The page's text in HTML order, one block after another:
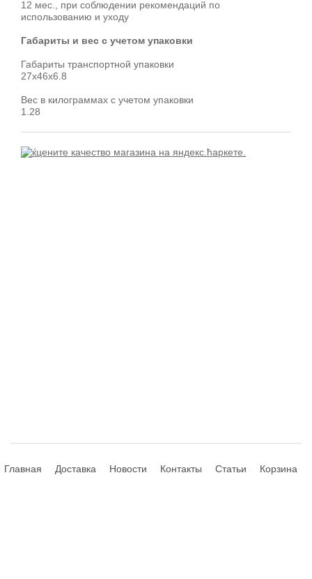
12 мес., при соблюдении рекомендаций по
использованию и уходу
Габариты и вес с учетом упаковки
Габариты транспортной упаковки
27x46x6.8
Вес в килограммах с учетом упаковки
1.28
Главная Доставка Новости Контакты Статьи Корзина